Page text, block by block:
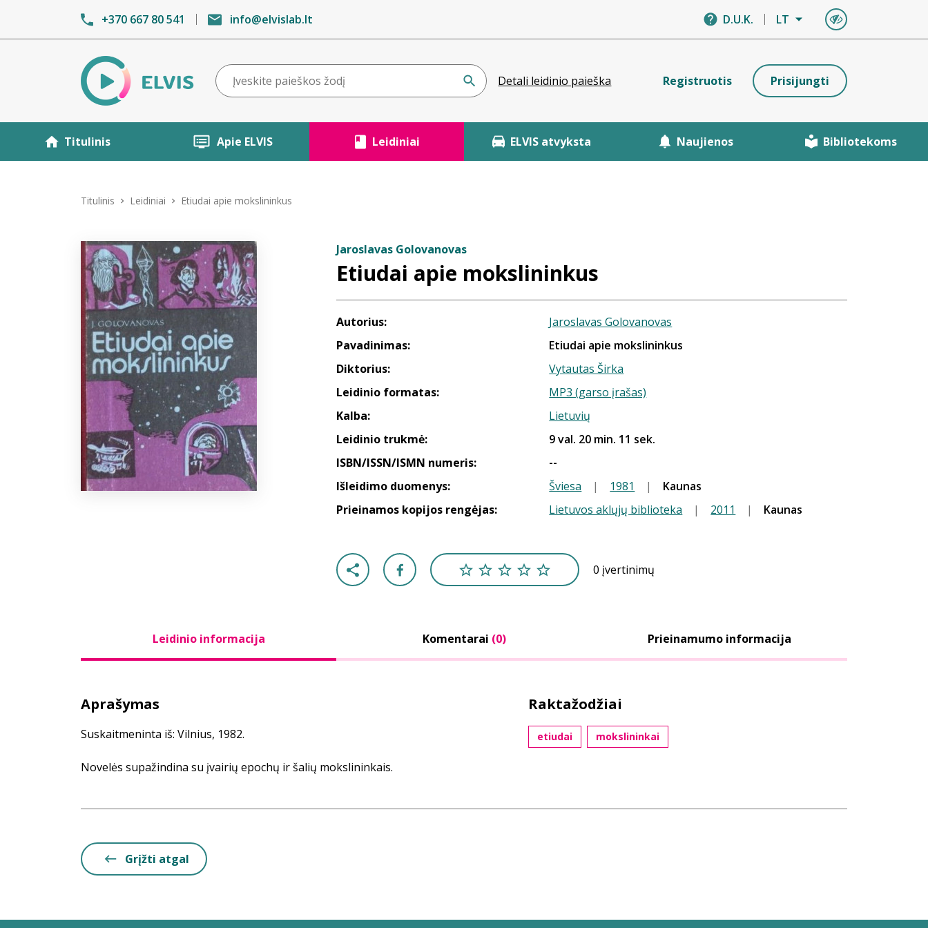
+370 667 80 541 info@elvislab.lt D.U.K. LT
Detali leidinio paieška Registruotis Prisijungti
Titulinis Apie ELVIS Leidiniai ELVIS atvyksta Naujienos Bibliotekoms
Titulinis Leidiniai Etiudai apie mokslininkus
Jaroslavas Golovanovas
Etiudai apie mokslininkus
Autorius:
Jaroslavas Golovanovas
Pavadinimas:
Etiudai apie mokslininkus
Diktorius:
Vytautas Širka
Leidinio formatas:
MP3 (garso įrašas)
Kalba:
Lietuvių
Leidinio trukmė:
9 val. 20 min. 11 sek.
ISBN/ISSN/ISMN numeris:
--
Išleidimo duomenys:
Šviesa | 1981 |
Kaunas
Prieinamos kopijos rengėjas:
Lietuvos aklųjų biblioteka | 2011 | Kaunas
0 įvertinimų
Leidinio informacija Komentarai (0) Prieinamumo informacija
Aprašymas
Suskaitmeninta iš: Vilnius, 1982.
Novelės supažindina su įvairių epochų ir šalių mokslininkais.
Raktažodžiai
etiudai mokslininkai
Grįžti atgal